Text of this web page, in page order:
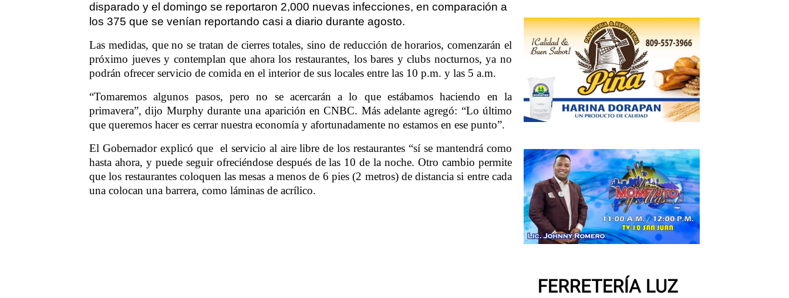
disparado y el domingo se reportaron 2,000 nuevas infecciones, en comparación a
los 375 que se venían reportando casi a diario durante agosto.
Las medidas, que no se tratan de cierres totales, sino de reducción de horarios, comenzarán el
próximo jueves y contemplan que ahora los restaurantes, los bares y clubs nocturnos, ya no
podrán ofrecer servicio de comida en el interior de sus locales entre las 10 p.m. y las 5 a.m.
“Tomaremos algunos pasos, pero no se acercarán a lo que estábamos haciendo en la
primavera”, dijo Murphy durante una aparición en CNBC. Más adelante agregó: “Lo último
que queremos hacer es cerrar nuestra economía y afortunadamente no estamos en ese punto”.
El Gobernador explicó que el servicio al aire libre de los restaurantes “sí se mantendrá como
hasta ahora, y puede seguir ofreciéndose después de las 10 de la noche. Otro cambio permite
que los restaurantes coloquen las mesas a menos de 6 pies (2 metros) de distancia si entre cada
una colocan una barrera, como láminas de acrílico.